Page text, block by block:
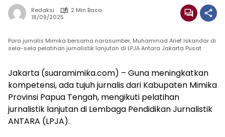
Redaksi
2 Min Baca
18/09/2025
Para jurnalis Mimika bersama narasumber, Muhammad Arief Iskandar di
sela-sela pelatihan jurnalistik lanjutan di LPJA Antara Jakarta Pusat
Jakarta (suaramimika.com) – Guna meningkatkan
kompetensi, ada tujuh jurnalis dari Kabupaten Mimika
Provinsi Papua Tengah, mengikuti pelatihan
jurnalistik lanjutan di Lembaga Pendidikan Jurnalistik
ANTARA (LPJA).